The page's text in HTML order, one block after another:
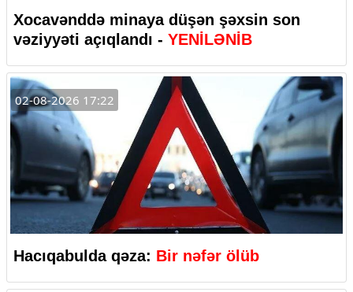
Xocavənddə minaya düşən şəxsin son
vəziyyəti açıqlandı - YENİLƏNİB
02-08-2026 17:22
Hacıqabulda qəza: Bir nəfər ölüb